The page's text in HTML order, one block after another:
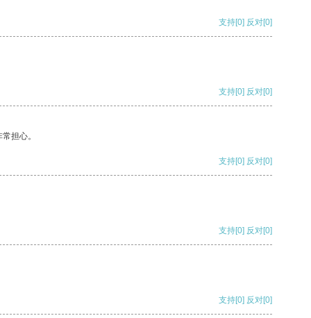
支持[0] 反对[0]
支持[0] 反对[0]
担心。
支持[0] 反对[0]
支持[0] 反对[0]
支持[0] 反对[0]